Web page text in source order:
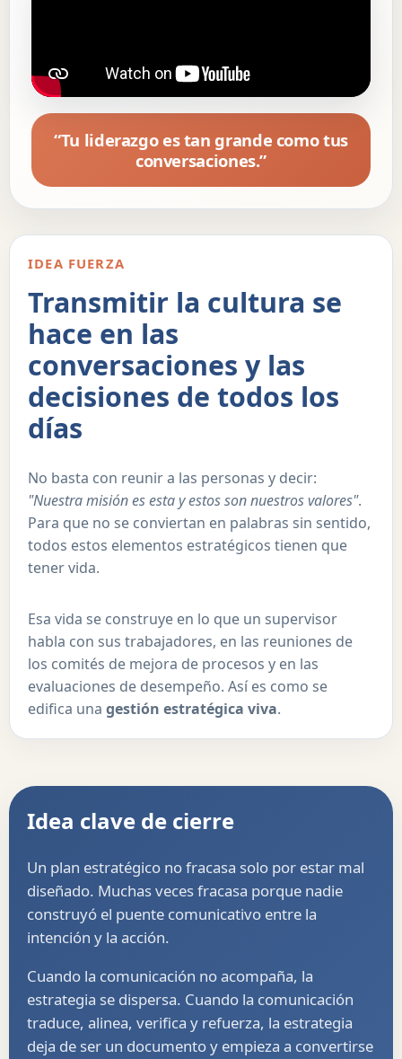
“Tu liderazgo es tan grande como tus
conversaciones.”
IDEA FUERZA
Transmitir la cultura se
hace en las
conversaciones y las
decisiones de todos los
días
No basta con reunir a las personas y decir:
"Nuestra misión es esta y estos son nuestros valores".
Para que no se conviertan en palabras sin sentido,
todos estos elementos estratégicos tienen que
tener vida.
Esa vida se construye en lo que un supervisor
habla con sus trabajadores, en las reuniones de
los comités de mejora de procesos y en las
evaluaciones de desempeño. Así es como se
edifica una gestión estratégica viva.
Idea clave de cierre
Un plan estratégico no fracasa solo por estar mal
diseñado. Muchas veces fracasa porque nadie
construyó el puente comunicativo entre la
intención y la acción.
Cuando la comunicación no acompaña, la
estrategia se dispersa. Cuando la comunicación
traduce, alinea, verifica y refuerza, la estrategia
deja de ser un documento y empieza a convertirse